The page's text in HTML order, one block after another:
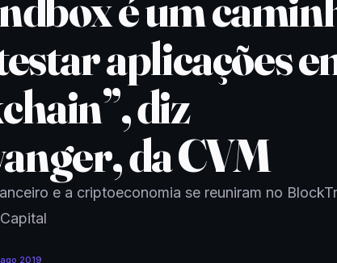
aplicações
diz
da CVM
e a criptoeconomia se reuniram no
2019